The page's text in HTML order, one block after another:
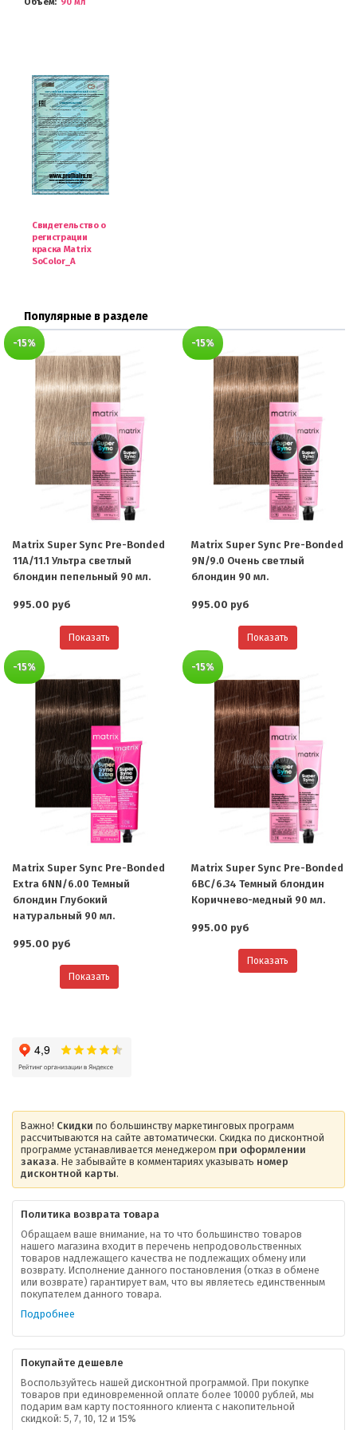
Свидетельство о
регистрации
краска Matrix
SoColor_A
Популярные в разделе
-15%
Matrix Super Sync Pre-Bonded
11A/11.1 Ультра светлый
блондин пепельный 90 мл.
995.00 руб
Показать
-15%
Matrix Super Sync Pre-Bonded
9N/9.0 Очень светлый
блондин 90 мл.
995.00 руб
Показать
-15%
Matrix Super Sync Pre-Bonded
Extra 6NN/6.00 Темный
блондин Глубокий
натуральный 90 мл.
995.00 руб
Показать
-15%
Matrix Super Sync Pre-Bonded
6BC/6.34 Темный блондин
Коричнево-медный 90 мл.
995.00 руб
Показать
Важно! Скидки по большинству маркетинговых программ
рассчитываются на сайте автоматически. Скидка по дисконтной
программе устанавливается менеджером при оформлении
заказа. Не забывайте в комментариях указывать номер
дисконтной карты.
Политика возврата товара
Обращаем ваше внимание, на то что большинство товаров
нашего магазина входит в перечень непродовольственных
товаров надлежащего качества не подлежащих обмену или
возврату. Исполнение данного постановления (отказ в обмене
или возврате) гарантирует вам, что вы являетесь единственным
покупателем данного товара.
Подробнее
Покупайте дешевле
Воспользуйтесь нашей дисконтной программой. При покупке
товаров при единовременной оплате более 10000 рублей, мы
подарим вам карту постоянного клиента с накопительной
скидкой: 5, 7, 10, 12 и 15%
О компании
Ваша скидка
Контактная информация
В помощь покупателю